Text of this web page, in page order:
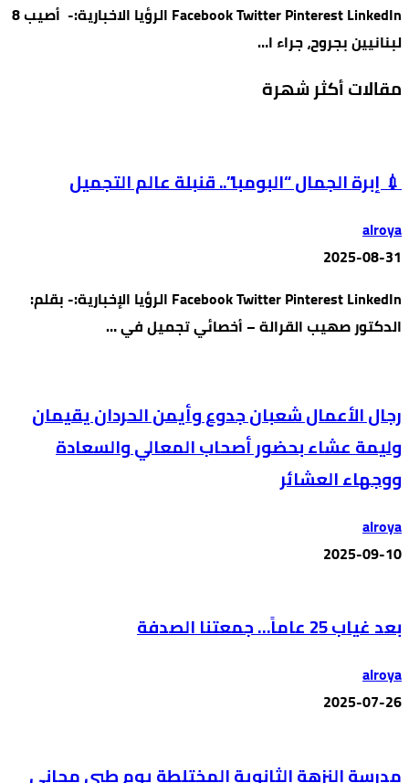
Facebook Twitter Pinterest LinkedIn الرؤيا الاخبارية:- أصيب 8
لبنانيين بجروح، جراء ا…
مقالات أكثر شهرة
💉 إبرة الجمال “البومبا”.. قنبلة عالم التجميل
alroya
2025-08-31
Facebook Twitter Pinterest LinkedIn الرؤيا الإخبارية:- بقلم:
الدكتور صهيب القرالة – أخصائي تجميل في …
رجال الأعمال شعبان جدوع وأيمن الحردان يقيمان
وليمة عشاء بحضور أصحاب المعالي والسعادة
ووجهاء العشائر
alroya
2025-09-10
بعد غياب 25 عاماً… جمعتنا الصدفة
alroya
2025-07-26
مدرسة النزهة الثانوية المختلطة يوم طبي مجاني